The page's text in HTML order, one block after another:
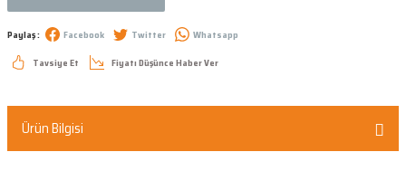
Paylaş : Facebook Twitter
Whatsapp
Tavsiye Et
Fiyatı Düşünce Haber Ver
Ürün Bilgisi